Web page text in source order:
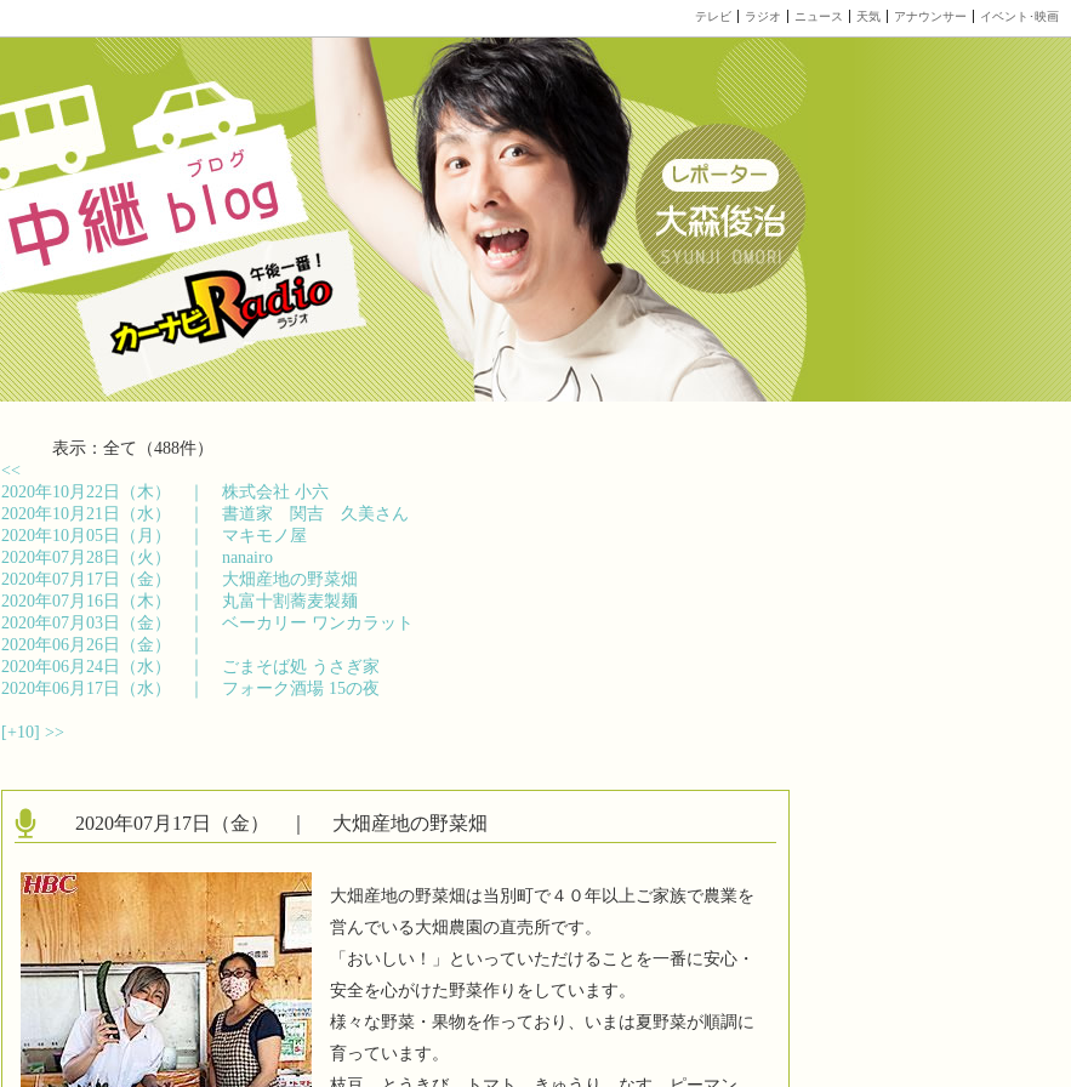
テレビ ラジオ ニュース 天気 アナウンサー イベント･映画
表示：全て（488件）
<<
2020年10月22日（木） ｜ 株式会社 小六
2020年10月21日（水） ｜ 書道家 関吉 久美さん
2020年10月05日（月） ｜ マキモノ屋
2020年07月28日（火） ｜ nanairo
2020年07月17日（金） ｜ 大畑産地の野菜畑
2020年07月16日（木） ｜ 丸富十割蕎麦製麺
2020年07月03日（金） ｜ ベーカリー ワンカラット
2020年06月26日（金） ｜
2020年06月24日（水） ｜
ごまそば処 うさぎ家
2020年06月17日（水） ｜ フォーク酒場 15の夜
[+10] >>
2020年07月17日（金） ｜ 大畑産地の野菜畑
大畑産地の野菜畑は当別町で４０年以上ご家族で農業を
営んでいる大畑農園の直売所です。
「おいしい！」といっていただけることを一番に安心・
安全を心がけた野菜作りをしています。
様々な野菜・果物を作っており、いまは夏野菜が順調に
育っています。